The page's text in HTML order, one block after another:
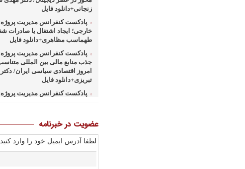
زنجانی+دانلود فایل
پادکست کنفرانس مدیریت
خارجی؛ ایجاد اشتغال یا صادرات
طهماسب مظاهری+دانلود فایل
پادکست کنفرانس مدیریت
جذب منابع مالی بین المللی
امروز اقتصادی سیاسی ایران/
تبریزی+دانلود فایل
پادکست کنفرانس مدیریت
فایل
پادکست کنفرانس مدیریت
وزارت نفت در ارتقای مدیریت
صنعت نفت/ مهندس حبیب الله
عضویت در خبرنامه
لطفا آدرس ایمیل خود را وارد